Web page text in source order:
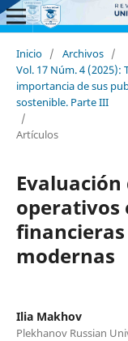
Inicio / Archivos /
Vol. 17 Núm. 4 (2025):
importancia de sus
sostenible. Parte III
/
Artículos
Evaluación
operativos
modernas
Ilia Makhov
Plekhanov Russian